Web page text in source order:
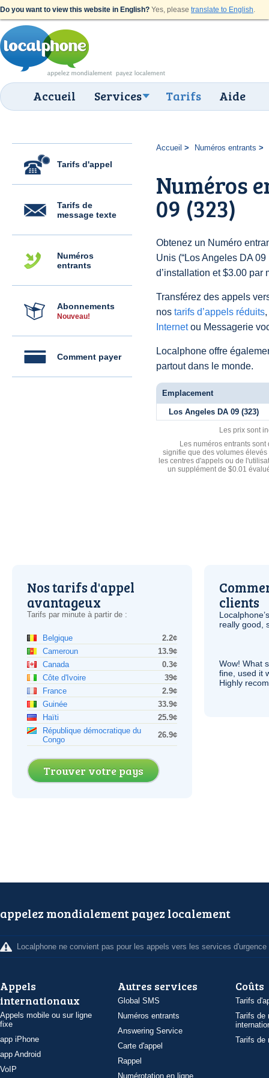
Do you want to view this website in English? Yes, please translate to English.
Accueil Services Tarifs Aide
Tarifs d'appel
Tarifs de
message texte
Numéros
entrants
Abonnements
Nouveau!
Comment payer
Accueil Numéros entrants
Numéros
09 (323)
Obtenez un Numéro
Unis (“Los Angeles DA
d’installation et $3.00 par
Transférez des appels
nos tarifs d’appels réduits
Internetou Messagerie
Localphone offre
partout dans le monde.
Emplacement
Los Angeles DA 09 (323)
Les prix sont
Les numéros entrants
signifie que des volumes
les centres d'appels ou de
un supplément de $0.01
Nos tarifs d'appel
avantageux
Tarifs par minute à partir de :
Belgique
2.2¢
Cameroun
13.9¢
Canada
0.3¢
Côte d'Ivoire
39¢
France
2.9¢
Guinée
33.9¢
Haïti
25.9¢
République démocratique du
Congo
26.9¢
Trouver votre pays
clients
really good,
Wow! What
fine, used it
Highly
appelez mondialement payez localement
Localphone ne convient pas pour les appels vers les services d'urgence
Appels
internationaux
Appels mobile ou sur ligne
fixe
app iPhone
app Android
VoIP
Autres services
Global SMS
Numéros entrants
Answering Service
Carte d'appel
Rappel
Numérotation en ligne
Coûts
Tarifs
Tarifs de
Tarifs de